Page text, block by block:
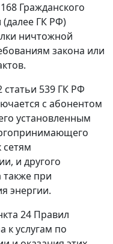
Гражданского
(далее ГК РФ)
ничтожной
закона или
статьи 539 ГК РФ
с абонентом
установленным
сетям
и другого
также при
энергии.
24 Правил
к услугам по